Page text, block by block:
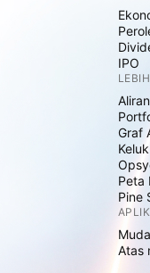
IPO
Graf
Peta
Pine
Atas